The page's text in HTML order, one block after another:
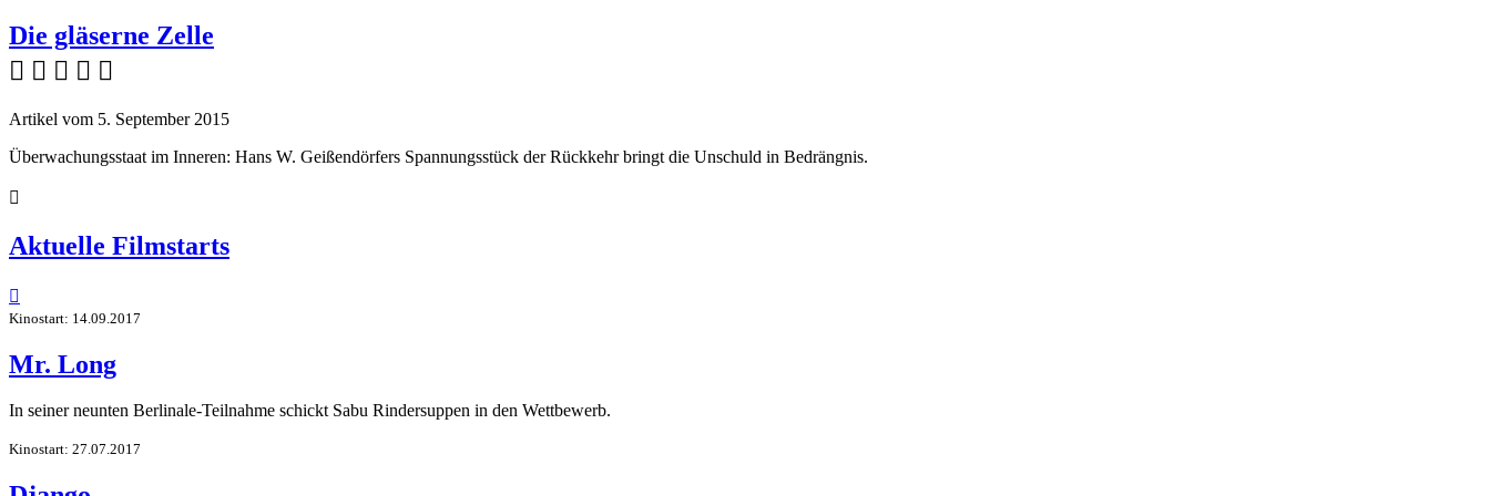
Die gläserne Zelle
    
Artikel vom 5. September 2015
Überwachungsstaat im Inneren: Hans W. Geißendörfers Spannungsstück der Rückkehr bringt die Unschuld in Bedrängnis.

Aktuelle Filmstarts

Kinostart: 14.09.2017
Mr. Long
In seiner neunten Berlinale-Teilnahme schickt Sabu Rindersuppen in den Wettbewerb.
Kinostart: 27.07.2017